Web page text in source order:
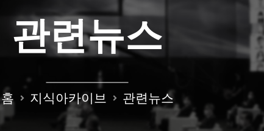
관련뉴스
홈 지식아카이브 관련뉴스